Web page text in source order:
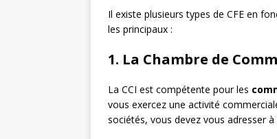
Il existe plusieurs types de CFE en
les principaux :
1. La Chambre de
La CCI est compétente pour les
vous exercez une activité
sociétés, vous devez vous adresser